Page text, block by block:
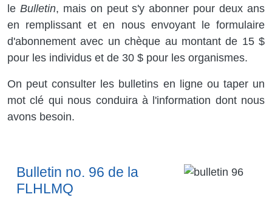
le Bulletin, mais on peut s'y abonner pour deux ans
en remplissant et en nous envoyant le formulaire
d'abonnement avec un chèque au montant de 15 $
pour les individus et de 30 $ pour les organismes.
On peut consulter les bulletins en ligne ou taper un
mot clé qui nous conduira à l'information dont nous
avons besoin.
Image
Bulletin no. 96 de la
FLHLMQ